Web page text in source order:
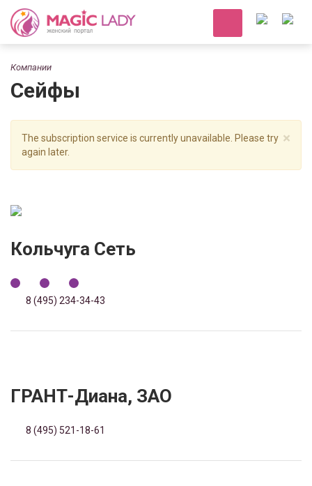
Компании
Сейфы
×
The subscription service is currently unavailable. Please try
again later.
Кольчуга Сеть
8 (495) 234-34-43
ГРАНТ-Диана, ЗАО
8 (495) 521-18-61